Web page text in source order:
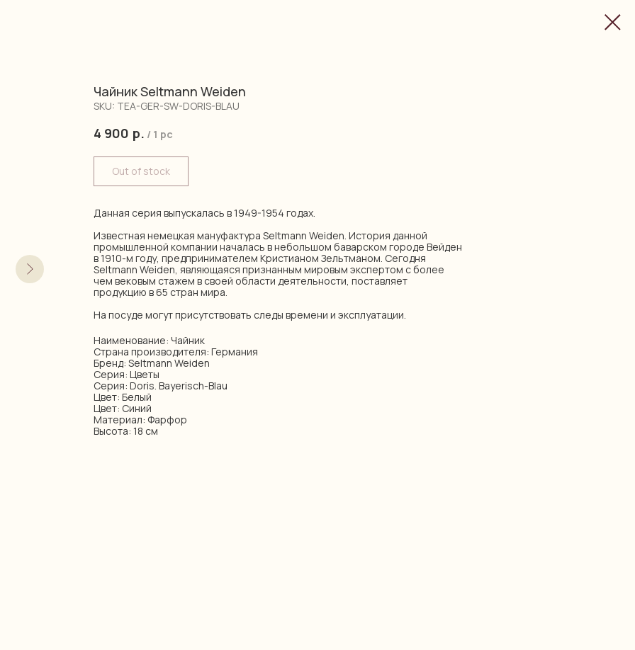
Чайник Seltmann Weiden
SKU: TEA-GER-SW-DORIS-BLAU
4 900 р. / 1 pc
Out of stock
Данная серия выпускалась в 1949-1954 годах.
Известная немецкая мануфактура Seltmann Weiden. История данной
промышленной компании началась в небольшом баварском городе Вейден
в 1910-м году, предпринимателем Кристианом Зельтманом. Сегодня
Seltmann Weiden, являющаяся признанным мировым экспертом с более
чем вековым стажем в своей области деятельности, поставляет
продукцию в 65 стран мира.
На посуде могут присутствовать следы времени и эксплуатации.
Наименование: Чайник
Страна производителя: Германия
Бренд: Seltmann Weiden
Серия: Цветы
Серия: Doris. Bayerisch-Blau
Цвет: Белый
Цвет: Синий
Материал: Фарфор
Высота: 18 см